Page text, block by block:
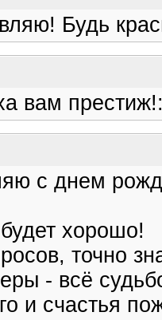
Будь
вам
с днем
хорошо!
точно
- всё
и счастья